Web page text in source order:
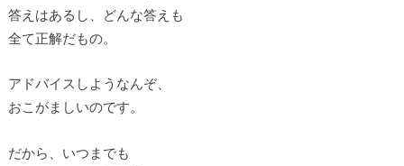
答えはあるし、どんな答えも
全て正解だもの。
アドバイスしようなんぞ、
おこがましいのです。
だから、いつまでも